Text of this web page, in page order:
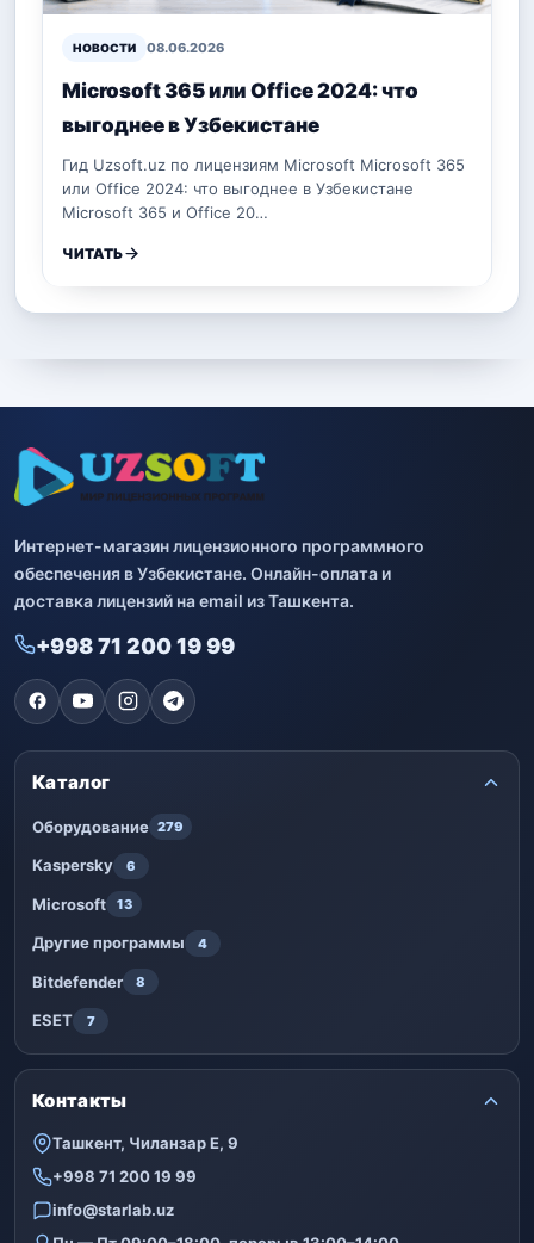
НОВОСТИ 08.06.2026
Microsoft 365 или Office 2024: что
выгоднее в Узбекистане
Гид Uzsoft.uz по лицензиям Microsoft Microsoft 365
или Office 2024: что выгоднее в Узбекистане
Microsoft 365 и Office 20…
ЧИТАТЬ
Интернет-магазин лицензионного программного
обеспечения в Узбекистане. Онлайн-оплата и
доставка лицензий на email из Ташкента.
+998 71 200 19 99
Каталог
Оборудование 279
Kaspersky 6
Microsoft 13
Другие программы 4
Bitdefender 8
ESET 7
Контакты
Ташкент, Чиланзар Е, 9
+998 71 200 19 99
info@starlab.uz